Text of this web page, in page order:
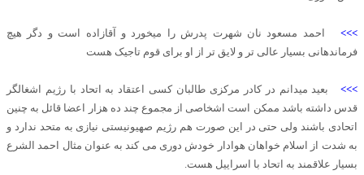
>>> احمد مسعود نان شهرت پدرش را میخورد و آقازاده است و دگر هیچ
فرماندهانی بسیار عالی تر و لایق تر از او برای قوم تاجیک هست
>>> بعید میدانم در کادر مرکزی طالبان کسی اعتقاد به اتحاد با رژیم اشغالگر
قدس داشته باشد ممکن است اشخاصی از مجموع چند ده هزار اعضا قائل به چنین
اتحادی باشند ولی حتی در این صورت هم رژیم صهیونیستی نیازی به متحد ندارد و
به شدت از اسلام خواهان هوادار خودش دوری می کند به عنوان مثال احمد الشرع
بسیار علاقمند به اتحاد با اسراییل هست.